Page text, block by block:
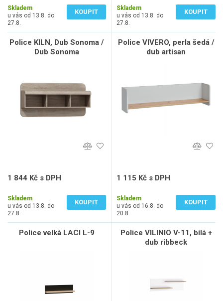
Skladem
u vás od 13.8. do
27.8.
KOUPIT
Skladem
u vás od 13.8. do
27.8.
KOUPIT
Police KILN, Dub Sonoma /
Dub Sonoma
1 844 Kč s DPH
Skladem
u vás od 13.8. do
27.8.
KOUPIT
Police VIVERO, perla šedá /
dub artisan
1 115 Kč s DPH
Skladem
u vás od 16.8. do
20.8.
KOUPIT
Police velká LACI L-9
Police VILINIO V-11, bílá +
dub ribbeck